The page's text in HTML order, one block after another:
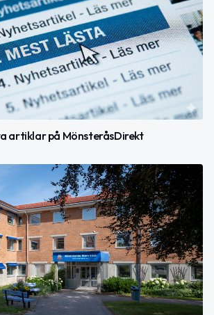
artiklar på MönsteråsDirekt